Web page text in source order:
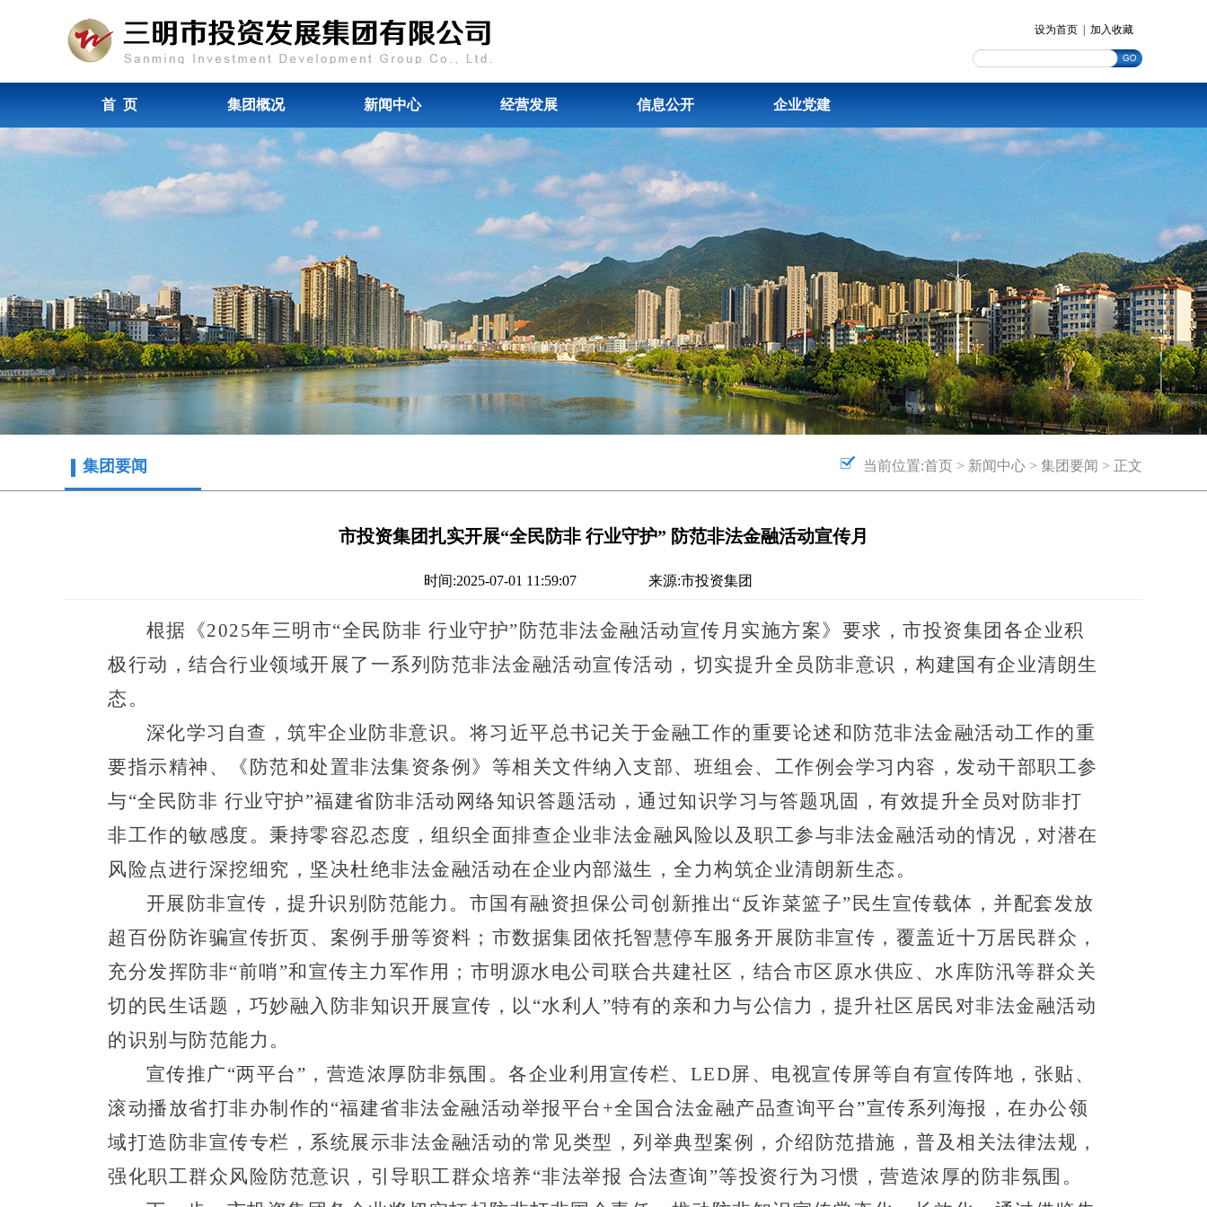
设为首页 加入收藏
首 页 集团概况 新闻中心 经营发展 信息公开 企业党建
集团要闻 当前位置:首页 > 新闻中心 > 集团要闻 > 正文
市投资集团扎实开展“全民防非 行业守护” 防范非法金融活动宣传月
时间:2025-07-01 11:59:07 来源:市投资集团
根据《2025年三明市“全民防非 行业守护”防范非法金融活动宣传月实施方案》要求，市投资集团各企业积
极行动，结合行业领域开展了一系列防范非法金融活动宣传活动，切实提升全员防非意识，构建 国有企业清朗生
态 。
深化学习自查，筑牢企业防非意识。 将习近平总书记关于金融工作的重要论述和防范非法金融活动工作的重
要指示精神、《防范和处置非法集资条例》等相关文件纳入支部、班组会、工作例会学习内容 ，发动干部职工参
与“全民防非 行业守护”福建省防非活动网络知识答题活动， 通过知识学习与答题巩固，有效提升全员对防非打
非工作的敏感度。秉持零容忍态度， 组织全面排查企业非法金融风险以及职工参与非法金融活动的情况 ， 对潜在
风险点进行深挖细究，坚决杜绝非法金融活动在企业内部滋生，全力构筑企业清朗新生态。
开展 防非宣传 ，提升识别防范能力 。 市国有融资担保公司创新推出 “反诈菜篮子”民生宣传载体，并配套发放
超百份防诈骗宣传折页、案例手册等资料；市数据集团依托智慧停车服务开展防非宣传， 覆盖近十万居民群众 ，
充分发挥防非“前哨”和宣传主力军作用；市明源水电公司联合共建社区，结合市区原水供应、水库防汛等群众关
切的民生话题，巧妙融入防非知识开展宣传 ，以“水利人”特有的亲和力与公信力，提升社区居民对非法金融活动
的识别与防范能力。
宣传推广“两平台” ， 营造浓厚防非氛围 。各企业利用宣传栏、 LED屏、电视宣传屏等自有宣传阵地，张贴、
滚动播放省打非办制作的“福建省非法金融活动举报平台+全国合法金融产品查询平台”宣传系列海报 ， 在办公领
域打造防非宣传专栏 ， 系统展示非法金融活动的常见类型，列举典型案例，介绍防范措施，普及相关法律法规，
强化职工群众风险防范意识 ， 引导职工群众培养“非法举报 合法查询”等投资行为习惯，营造浓厚的防非氛围。